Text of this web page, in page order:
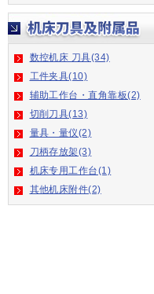
数控机床 刀具(34)
工件夹具(10)
辅助工作台・直角靠板(2)
切削刀具(13)
量具・量仪(2)
刀柄存放架(3)
机床专用工作台(1)
其他机床附件(2)